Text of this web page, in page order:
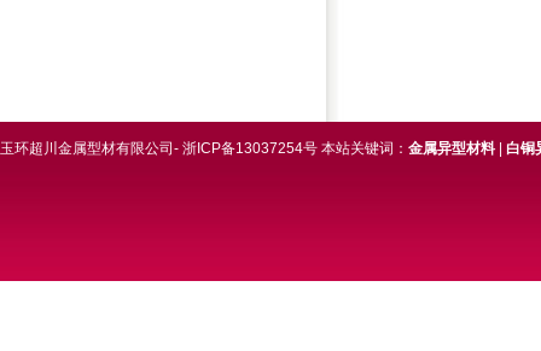
玉环超川金属型材有限公司- 浙ICP备13037254号 本站关键词： 金属异型材料 白铜